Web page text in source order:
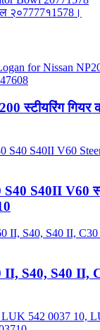
२०7777१1578।
स्टीयरिंग गियर
S40II V60
II, S40, S40 II,